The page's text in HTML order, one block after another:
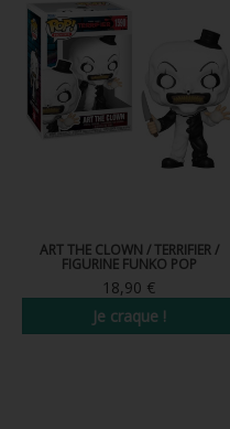
ART THE CLOWN / TERRIFIER /
FIGURINE FUNKO POP
18,90 €
Je craque !